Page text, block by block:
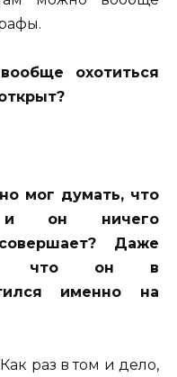
охотиться
мог думать, что
он ничего
Даже
что он в
именно на
раз в том и дело,